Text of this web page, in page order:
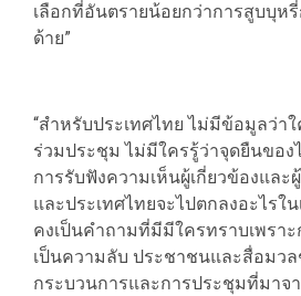
เลือกที่อันตรายน้อยกว่าการสูบบุห
ด้าย”
“สำหรับประเทศไทย ไม่มีข้อมูลว่า
ร่วมประชุม ไม่มีใครรู้ว่าจุดยืนของ
การรับฟังความเห็นผู้เกี่ยวข้องและ
และประเทศไทยจะไปตกลงอะไรใ
คงเป็นคำถามที่มีมีใครทราบเพรา
เป็นความลับ ประชาชนและสื่อมว
กระบวนการและการประชุมที่มาจ